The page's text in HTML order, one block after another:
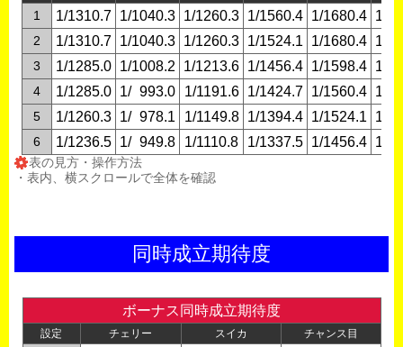
1 1/1310.7 1/1040.3 1/1260.3 1/1560.4 1/1680.4 1/
2 1/1310.7 1/1040.3 1/1260.3 1/1524.1 1/1680.4 1/
3 1/1285.0 1/1008.2 1/1213.6 1/1456.4 1/1598.4 1/
4 1/1285.0 1/0993.0 1/1191.6 1/1424.7 1/1560.4 1/
5 1/1260.3 1/0978.1 1/1149.8 1/1394.4 1/1524.1 1/
6 1/1236.5 1/0949.8 1/1110.8 1/1337.5 1/1456.4 1/
表の見方・操作方法
・表内、横スクロールで全体を確認
同時成立期待度
ボーナス同時成立期待度
設定 チェリー スイカ チャンス目